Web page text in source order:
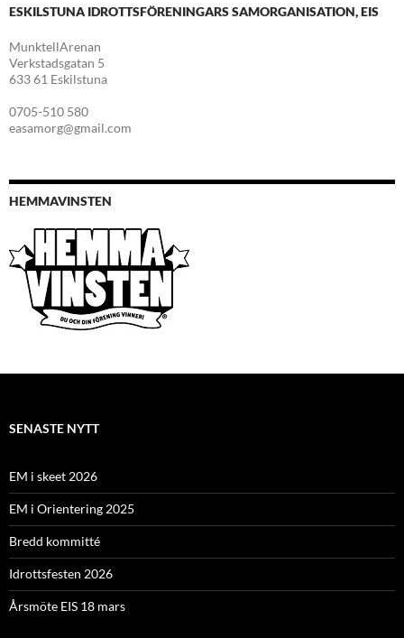
ESKILSTUNA IDROTTSFÖRENINGARS SAMORGANISATION, EIS
MunktellArenan
Verkstadsgatan 5
633 61 Eskilstuna
0705-510 580
easamorg@gmail.com
HEMMAVINSTEN
SENASTE NYTT
EM i skeet 2026
EM i Orientering 2025
Bredd kommitté
Idrottsfesten 2026
Årsmöte EIS 18 mars